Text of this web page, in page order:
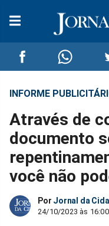
Compartilhar
no
Facebook
no
Whatsapp
INFORME
Através de
documento
você não
Por Jornal da
24/10/2023 às 16:00